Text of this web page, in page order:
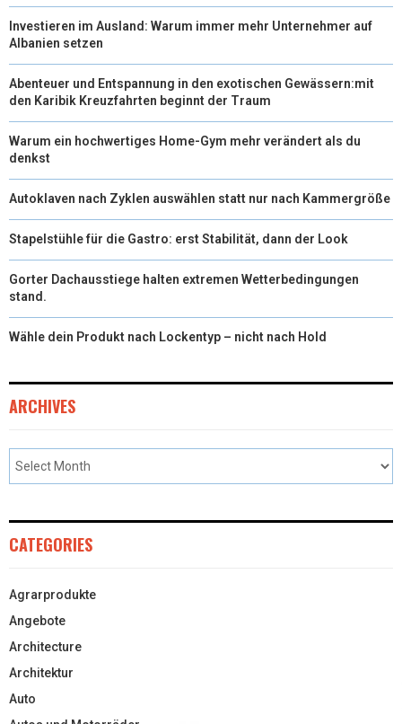
Investieren im Ausland: Warum immer mehr Unternehmer auf
Albanien setzen
Abenteuer und Entspannung in den exotischen Gewässern:mit
den Karibik Kreuzfahrten beginnt der Traum
Warum ein hochwertiges Home-Gym mehr verändert als du
denkst
Autoklaven nach Zyklen auswählen statt nur nach Kammergröße
Stapelstühle für die Gastro: erst Stabilität, dann der Look
Gorter Dachausstiege halten extremen Wetterbedingungen
stand.
Wähle dein Produkt nach Lockentyp – nicht nach Hold
ARCHIVES
CATEGORIES
Agrarprodukte
Angebote
Architecture
Architektur
Auto